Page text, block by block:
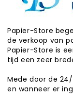
Papier-Store
de verkoop van
Papier-Store is
tijd een zeer
Mede door de
en wanneer er